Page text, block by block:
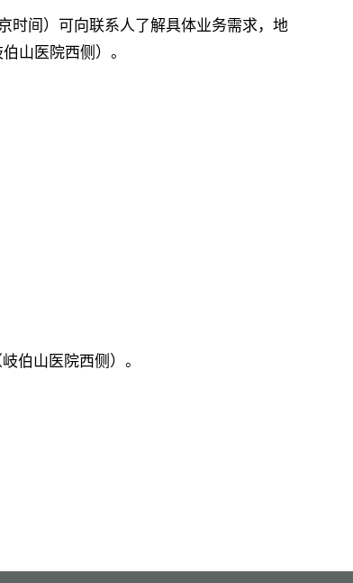
时间）可向联系人了解具体业务需求，地
山医院西侧）。
伯山医院西侧）。